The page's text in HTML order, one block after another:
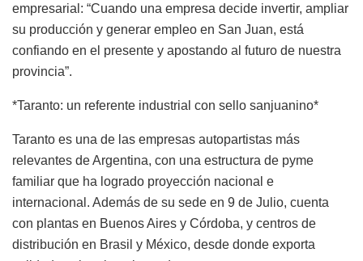
empresarial: “Cuando una empresa decide invertir, ampliar
su producción y generar empleo en San Juan, está
confiando en el presente y apostando al futuro de nuestra
provincia”.
*Taranto: un referente industrial con sello sanjuanino*
Taranto es una de las empresas autopartistas más
relevantes de Argentina, con una estructura de pyme
familiar que ha logrado proyección nacional e
internacional. Además de su sede en 9 de Julio, cuenta
con plantas en Buenos Aires y Córdoba, y centros de
distribución en Brasil y México, desde donde exporta